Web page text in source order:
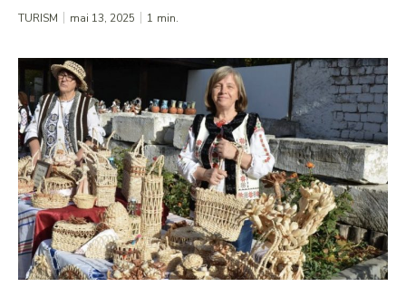
TURISM mai 13, 2025 1 min.